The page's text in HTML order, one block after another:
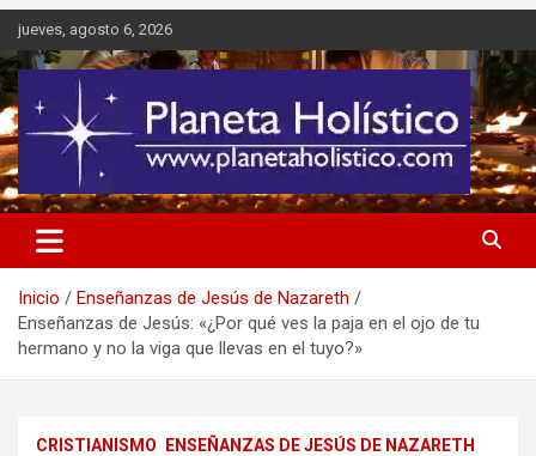
Saltar
contenido
jueves, agosto 6, 2026
Planeta Holístico
Difusión de espiritualidad, terapias alternativas holísticas, cursos,
talleres y seminarios
Inicio
Enseñanzas de Jesús de Nazareth
Enseñanzas de Jesús: «¿Por qué ves la paja en el ojo de tu
hermano y no la viga que llevas en el tuyo?»
CRISTIANISMO ENSEÑANZAS DE JESÚS DE NAZARETH